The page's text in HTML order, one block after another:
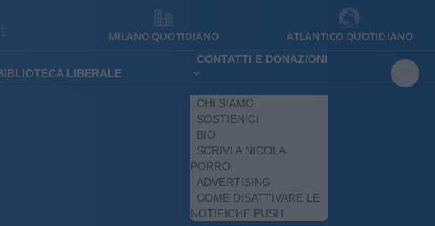
MILANO QUOTIDIANO ATLANTICO QUOTIDIANO
LIBERALE
CONTATTI E DONAZIONI
CHI SIAMO
SOSTIENICI
BIO
SCRIVI A NICOLA
PORRO
ADVERTISING
COME DISATTIVARE LE
NOTIFICHE PUSH